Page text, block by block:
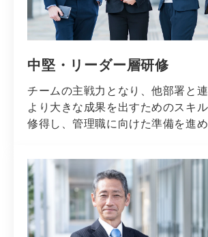
中堅・リーダー層研修
チームの主戦力となり、他部署と
より大きな成果を出すためのスキ
修得し、管理職に向けた準備を進め